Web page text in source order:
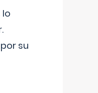
lo
su